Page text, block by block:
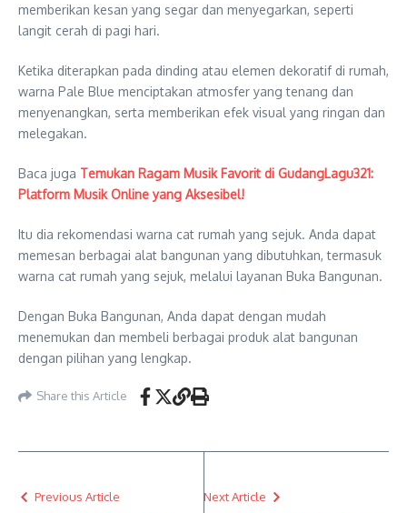
memberikan kesan yang segar dan menyegarkan, seperti
langit cerah di pagi hari.
Ketika diterapkan pada dinding atau elemen dekoratif di rumah,
warna Pale Blue menciptakan atmosfer yang tenang dan
menyenangkan, serta memberikan efek visual yang ringan dan
melegakan.
Baca juga Temukan Ragam Musik Favorit di GudangLagu321:
Platform Musik Online yang Aksesibel!
Itu dia rekomendasi warna cat rumah yang sejuk. Anda dapat
memesan berbagai alat bangunan yang dibutuhkan, termasuk
warna cat rumah yang sejuk, melalui layanan Buka Bangunan.
Dengan Buka Bangunan, Anda dapat dengan mudah
menemukan dan membeli berbagai produk alat bangunan
dengan pilihan yang lengkap.
Share this Article
Previous Article Next Article